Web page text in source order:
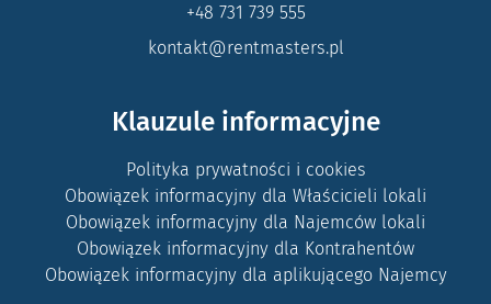
+48 731 739 555
kontakt@rentmasters.pl
Klauzule informacyjne
Polityka prywatności i cookies
Obowiązek informacyjny dla Właścicieli lokali
Obowiązek informacyjny dla Najemców lokali
Obowiązek informacyjny dla Kontrahentów
Obowiązek informacyjny dla aplikującego Najemcy